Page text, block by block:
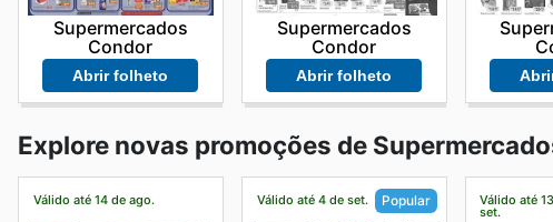
Supermercados
Condor
Abrir folheto
Supermercados
Condor
Abrir folheto
Explore novas promoções de
Válido até 14 de ago. Válido até 4 de set. Popular Válido até
set.